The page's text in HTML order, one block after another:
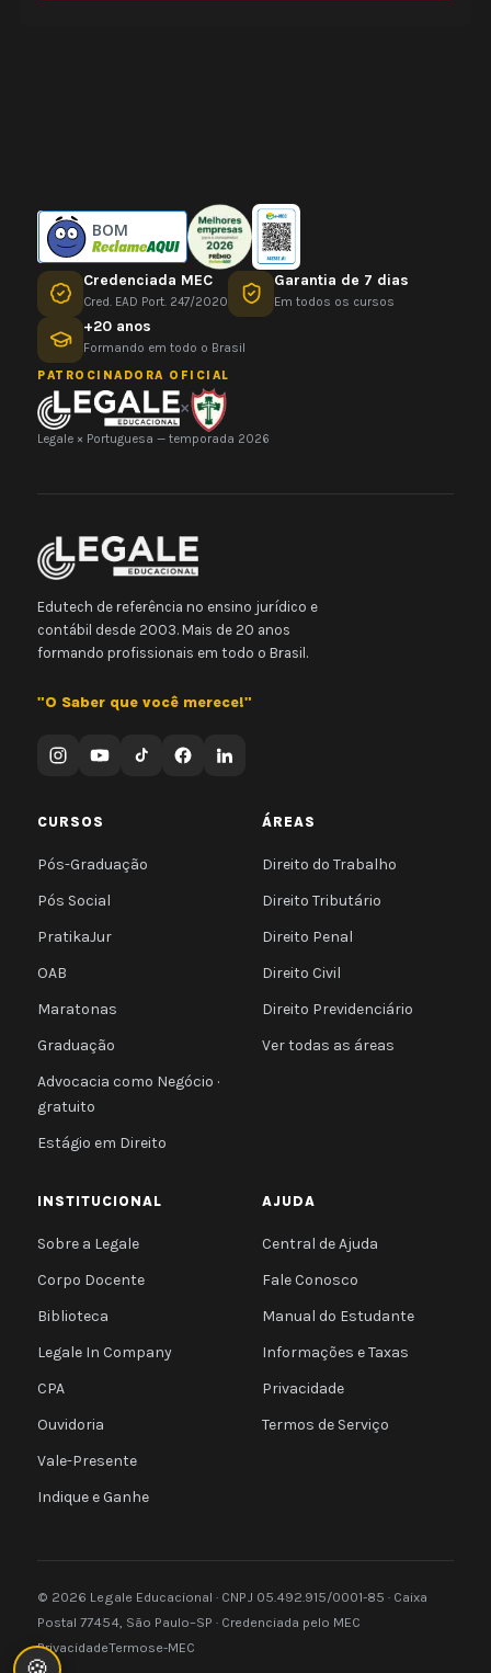
BOM
Credenciada MEC
Cred. EAD Port. 247/2020
Garantia de 7 dias
Em todos os cursos
+20 anos
Formando em todo o Brasil
PATROCINADORA OFICIAL
×
Legale × Portuguesa — temporada 2026
Edutech de referência no ensino jurídico e
contábil desde 2003. Mais de 20 anos
formando profissionais em todo o Brasil.
"O Saber que você merece!"
CURSOS
Pós-Graduação
Pós Social
PratikaJur
OAB
Maratonas
Graduação
Advocacia como Negócio ·
gratuito
Estágio em Direito
ÁREAS
Direito do Trabalho
Direito Tributário
Direito Penal
Direito Civil
Direito Previdenciário
Ver todas as áreas
INSTITUCIONAL
Sobre a Legale
Corpo Docente
Biblioteca
Legale In Company
CPA
Ouvidoria
Vale-Presente
Indique e Ganhe
AJUDA
Central de Ajuda
Fale Conosco
Manual do Estudante
Informações e Taxas
Privacidade
Termos de Serviço
© 2026 Legale Educacional · CNPJ 05.492.915/0001-85 · Caixa
Postal 77454, São Paulo–SP · Credenciada pelo MEC
PrivacidadeTermose-MEC